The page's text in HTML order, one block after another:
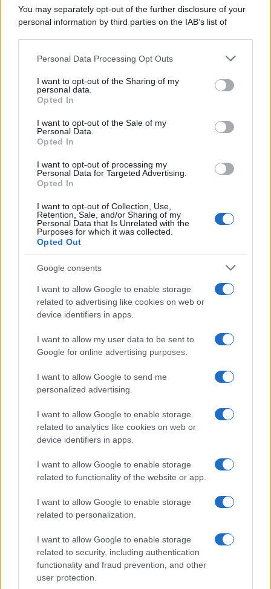
You may separately opt-out of the further disclosure of your
personal information by third parties on the IAB’s list of
This information may also be disclosed by us to third parties
disclose it to other third parties.
Please note that this website/app uses one or more Google
services and may gather and store information including but
not limited to your visit or usage behaviour. You may click to
grant or deny consent to Google and its third-party tags to
consent section.
Personal Data Processing Opt Outs
I want to opt-out of the Sharing of my
personal data.
Opted In
I want to opt-out of the Sale of my
Personal Data.
Opted In
I want to opt-out of processing my
Personal Data for Targeted Advertising.
Opted In
I want to opt-out of Collection, Use,
Retention, Sale, and/or Sharing of my
Personal Data that Is Unrelated with the
Purposes for which it was collected.
Opted Out
Google consents
I want to allow Google to enable storage
related to advertising like cookies on web or
device identifiers in apps.
I want to allow my user data to be sent to
Google for online advertising purposes.
I want to allow Google to send me
personalized advertising.
I want to allow Google to enable storage
related to analytics like cookies on web or
device identifiers in apps.
I want to allow Google to enable storage
related to functionality of the website or app.
I want to allow Google to enable storage
related to personalization.
I want to allow Google to enable storage
related to security, including authentication
functionality and fraud prevention, and other
user protection.
Tutti i diritti riservati
Chi siamo
Contatti
Privacy policy
Disattiva / attiva
Numero Partita IVA: 03991910716
Grazie per leggerci e per seguirci sempre: puoi